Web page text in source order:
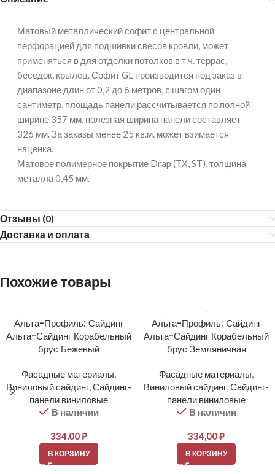
Матовый металлический софит с центральной
перфорацией для подшивки свесов кровли, может
применяться в для отделки потолков в т.ч. террас,
беседок, крылец. Софит GL производится под заказ в
диапазоне длин от 0,2 до 6 метров, с шагом один
сантиметр, площадь панели рассчитывается по полной
ширине 357 мм, полезная ширина панели составляет
326 мм. За заказы менее 25 кв.м. может взимается
наценка.
Матовое полимерное покрытие Drap (TX, ST), толщина
металла 0,45 мм.
Отзывы (0)
Доставка и оплата
Похожие товары
Альта-Профиль: Сайдинг
Альта-Сайдинг Корабельный
брус Бежевый
Фасадные материалы,
Виниловый сайдинг,Сайдинг-
панели виниловые
В наличии
334,00₽
В КОРЗИНУ
Альта-Профиль: Сайдинг
Альта-Сайдинг Корабельный
брус Земляничная
Фасадные материалы,
Виниловый сайдинг,Сайдинг-
панели виниловые
В наличии
334,00₽
В КОРЗИНУ